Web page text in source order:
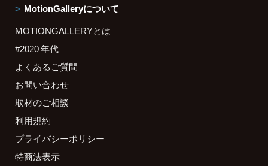
MotionGalleryについて
MOTIONGALLERYとは
#2020 年代
よくあるご質問
お問い合わせ
取材のご相談
利用規約
プライバシーポリシー
特商法表示